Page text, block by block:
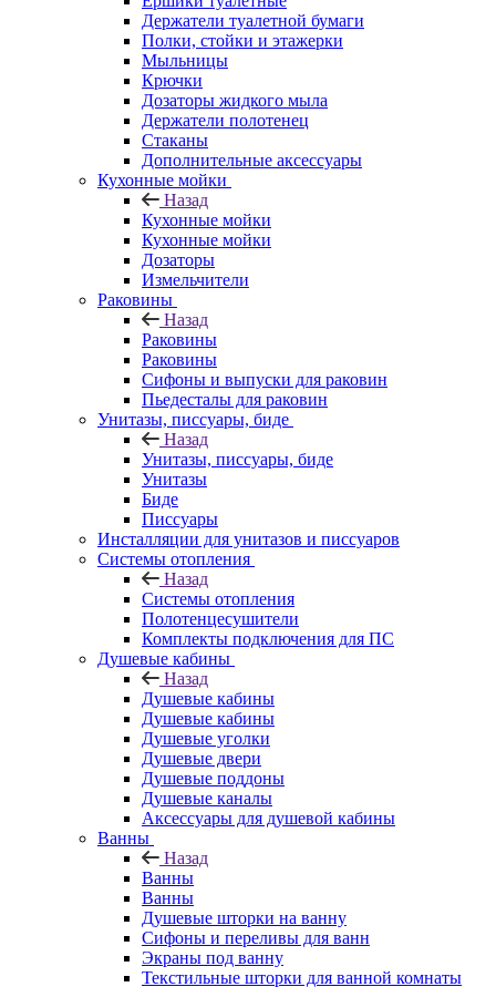
Держатели туалетной бумаги
Полки, стойки и этажерки
Мыльницы
Крючки
Дозаторы жидкого мыла
Держатели полотенец
Стаканы
Дополнительные аксессуары
Кухонные мойки
Назад
Кухонные мойки
Кухонные мойки
Дозаторы
Измельчители
Раковины
Назад
Раковины
Раковины
Сифоны и выпуски для раковин
Пьедесталы для раковин
Унитазы, писсуары, биде
Назад
Унитазы, писсуары, биде
Унитазы
Биде
Писсуары
Инсталляции для унитазов и писсуаров
Системы отопления
Назад
Системы отопления
Полотенцесушители
Комплекты подключения для ПС
Душевые кабины
Назад
Душевые кабины
Душевые кабины
Душевые уголки
Душевые двери
Душевые поддоны
Душевые каналы
Аксессуары для душевой кабины
Ванны
Назад
Ванны
Ванны
Душевые шторки на ванну
Сифоны и переливы для ванн
Экраны под ванну
Текстильные шторки для ванной комнаты